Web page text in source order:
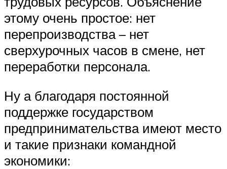
этому очень простое: нет
перепроизводства – нет
сверхурочных часов в смене, нет
переработки персонала.
Ну а благодаря постоянной
поддержке государством
предпринимательства имеют место
и такие признаки командной
экономики: